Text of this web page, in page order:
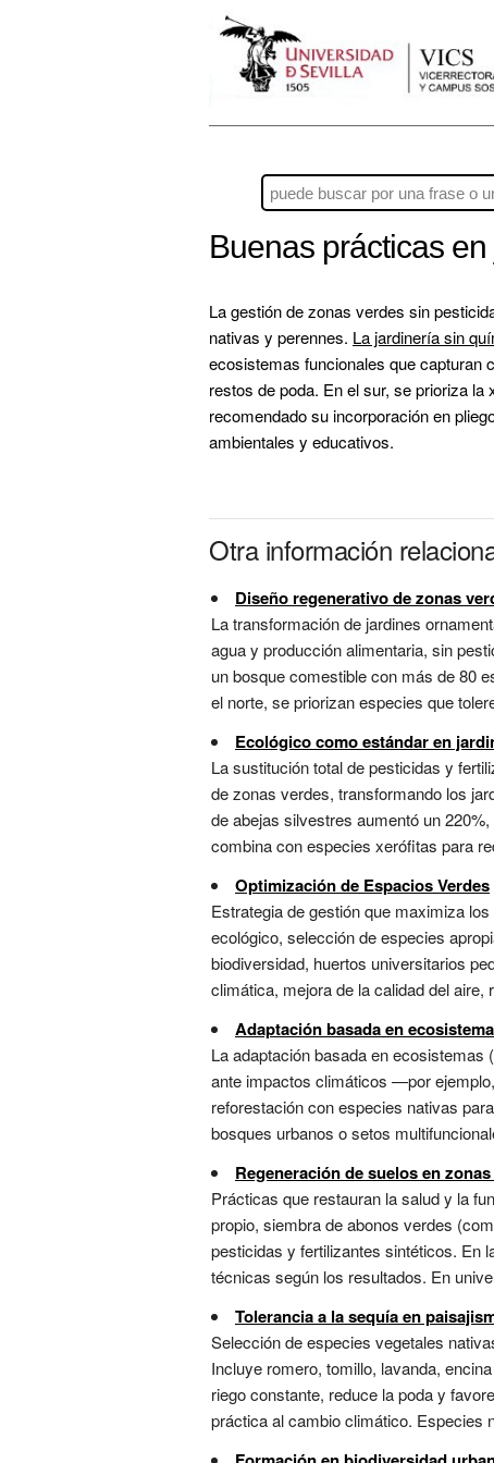
Buenas prácticas
La gestión de zonas verdes sin
nativas y perennes. La jardinería sin
ecosistemas funcionales que capturan
restos de poda. En el sur, se prioriza
recomendado su incorporación en
ambientales y educativos.
Otra información
Diseño regenerativo de zonas
La transformación de jardines
agua y producción alimentaria, sin
un bosque comestible con más de 80
el norte, se priorizan especies que
Ecológico como estándar en
La sustitución total de pesticidas y
de zonas verdes, transformando los
de abejas silvestres aumentó un
combina con especies xerófitas para
Optimización de Espacios Verdes
Estrategia de gestión que maximiza
ecológico, selección de especies
biodiversidad, huertos universitarios
climática, mejora de la calidad del
Adaptación basada en
La adaptación basada en
ante impactos climáticos —por
reforestación con especies nativas
bosques urbanos o setos
Regeneración de suelos en
Prácticas que restauran la salud y la
propio, siembra de abonos verdes
pesticidas y fertilizantes sintéticos. En
técnicas según los resultados. En
Tolerancia a la sequía en
Selección de especies vegetales
Incluye romero, tomillo, lavanda,
riego constante, reduce la poda y
práctica al cambio climático. Especies